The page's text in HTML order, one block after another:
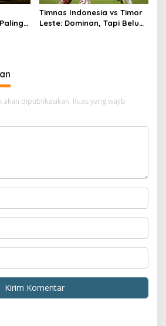
Timnas Indonesia vs Timor
Leste: Dominan, Tapi Belum
akan dipublikasikan. Ruas yang wajib